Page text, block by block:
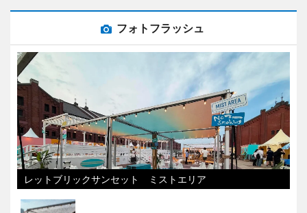
フォトフラッシュ
レットブリックサンセット ミストエリア